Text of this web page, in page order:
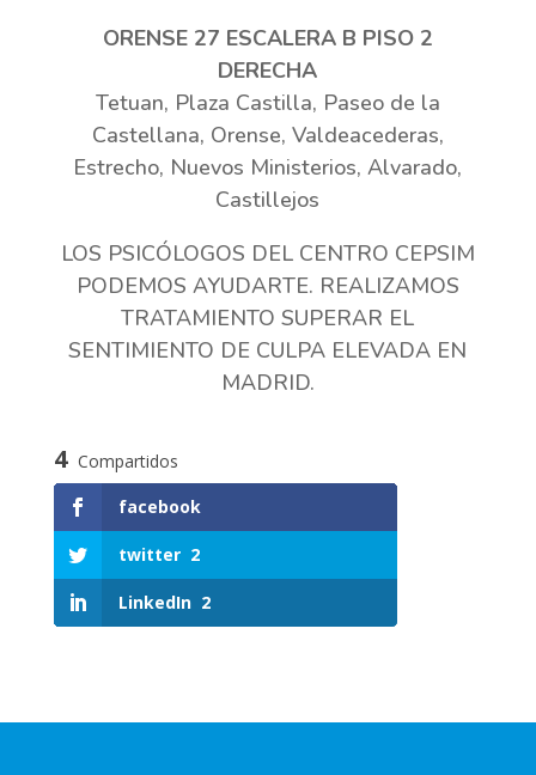
ORENSE 27 ESCALERA B PISO 2
DERECHA
Tetuan, Plaza Castilla, Paseo de la
Castellana, Orense, Valdeacederas,
Estrecho, Nuevos Ministerios, Alvarado,
Castillejos
LOS PSICÓLOGOS DEL CENTRO CEPSIM
PODEMOS AYUDARTE. REALIZAMOS
TRATAMIENTO SUPERAR EL
SENTIMIENTO DE CULPA ELEVADA EN
MADRID.
4 Compartidos
facebook
twitter 2
LinkedIn 2